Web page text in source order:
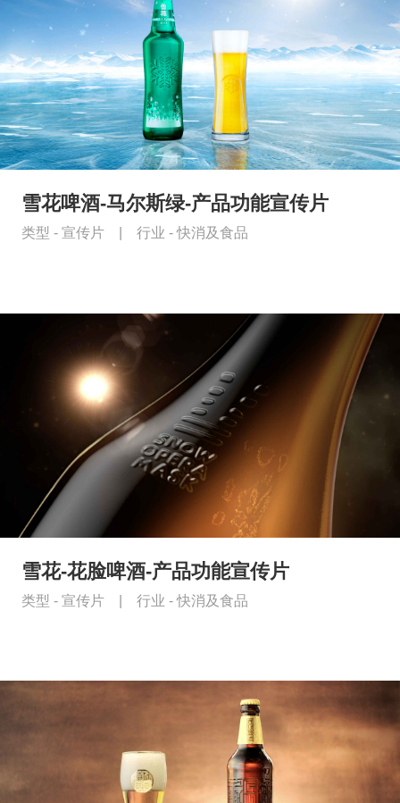
雪花啤酒-马尔斯绿-产品功能宣传片
类型 - 宣传片 行业 -快消及食品
雪花-花脸啤酒-产品功能宣传片
类型 - 宣传片 行业 -快消及食品